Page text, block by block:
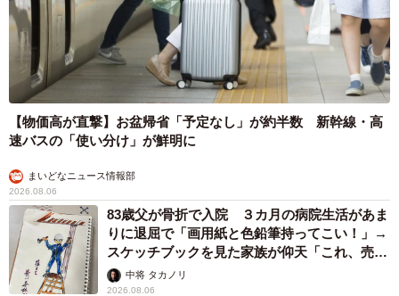
【物価高が直撃】お盆帰省「予定なし」が約半数 新幹線・高
速バスの「使い分け」が鮮明に
まいどなニュース情報部
2026.08.06
83歳父が骨折で入院 ３カ月の病院生活があま
りに退屈で「画用紙と色鉛筆持ってこい！」→
スケッチブックを見た家族が仰天「これ、売れ
ますよ…」
中将 タカノリ
2026.08.06